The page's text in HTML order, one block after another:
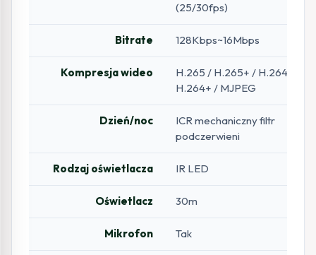
(25/30fps)
Bitrate 128Kbps~16Mbps
Kompresja wideo
H.265 / H.265+ / H.264 /
H.264+ / MJPEG
Dzień/noc
ICR mechaniczny filtr
podczerwieni
Rodzaj oświetlacza IR LED
Oświetlacz 30m
Mikrofon Tak